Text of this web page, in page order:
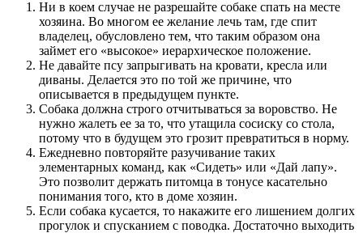
Ни в коем случае не разрешайте собаке спать на месте
хозяина. Во многом ее желание лечь там, где спит
владелец, обусловлено тем, что таким образом она
займет его «высокое» иерархическое положение.
Не давайте псу запрыгивать на кровати, кресла или
диваны. Делается это по той же причине, что
описывается в предыдущем пункте.
Собака должна строго отчитываться за воровство. Не
нужно жалеть ее за то, что утащила сосиску со стола,
потому что в будущем это грозит превратиться в норму.
Ежедневно повторяйте разучивание таких
элементарных команд, как «Сидеть» или «Дай лапу».
Это позволит держать питомца в тонусе касательно
понимания того, кто в доме хозяин.
Если собака кусается, то накажите его лишением долгих
прогулок и спусканием с поводка. Достаточно выходить